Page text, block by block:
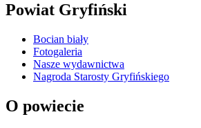
Powiat Gryfiński
Bocian biały
Fotogaleria
Nasze wydawnictwa
Nagroda Starosty Gryfińskiego
O powiecie